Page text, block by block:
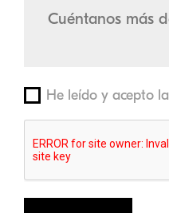
He leído y acepto la